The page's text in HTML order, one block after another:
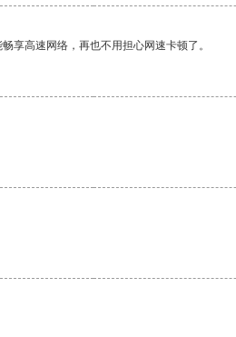
享高速网络，再也不用担心网速卡顿了。